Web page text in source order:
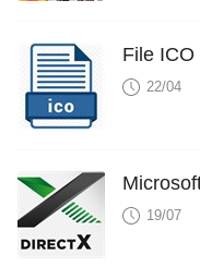
File
22/04
19/07